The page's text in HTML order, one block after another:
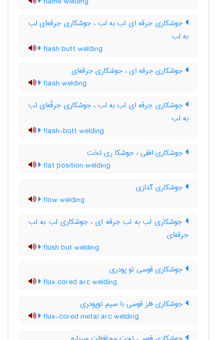
جوشکاری جرقه ای لب به لب ، جوشکاری جرقه‌ای لب
به لب
flash butt welding
جوشکاری جرقه ای ، جوشکاری جرقه‌ای
flash welding
جوشکاری جرقه ای لب به لب ، جوشکاری جرقّه‌ای لب
به لب
flash-butt welding
جوشکاری افقی ، جوشکا ری تخت
flat position welding
جوشکاری گدازی
flow welding
جوشکاری لب به لب جرقه ای ، جوشکاری لب به لب
جرقه‌ای
flush but welding
جوشکاری قوسی تو پودری
flux cored arc welding
جوشکاری فلز قوسی با سیم توپودری
flux-cored metal arc welding